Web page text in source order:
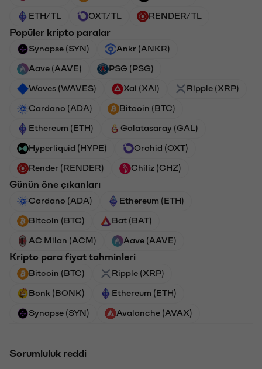
ETH/TL OXT/TL RENDER/TL
Popüler kripto paralar
Synapse (SYN) Ankr (ANKR)
Aave (AAVE) PSG (PSG)
Waves (WAVES) Xai (XAI) Ripple (XRP)
Cardano (ADA) Bitcoin (BTC)
Ethereum (ETH) Galatasaray (GAL)
Hyperliquid (HYPE) Orchid (OXT)
Render (RENDER) Chiliz (CHZ)
Günün öne çıkanları
Cardano (ADA) Ethereum (ETH)
Bitcoin (BTC) Bat (BAT)
AC Milan (ACM) Aave (AAVE)
Kripto para fiyat tahminleri
Bitcoin (BTC) Ripple (XRP)
Bonk (BONK) Ethereum (ETH)
Synapse (SYN) Avalanche (AVAX)
Sorumluluk reddi